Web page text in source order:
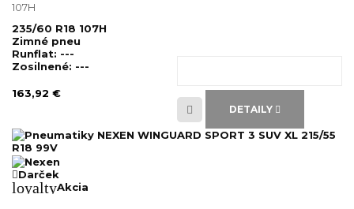
107H
235/60 R18 107H
Zimné pneu
Runflat: ---
Zosilnené: ---
163,92 €
DETAILY
Darček
loyaltyAkcia